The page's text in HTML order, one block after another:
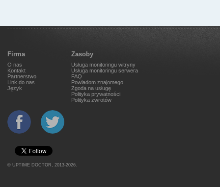
Firma
O nas
Kontakt
Partnerstwo
Link do nas
Język
Zasoby
Usługa monitoringu witryny
Usługa monitoringu serwera
FAQ
Powiadom znajomego
Zgoda na usługę
Polityka prywatności
Polityka zwrotów
© UPTIME DOCTOR , 2013-2026.